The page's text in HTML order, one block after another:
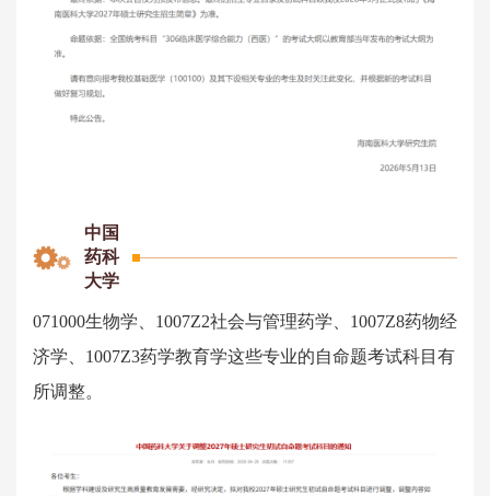
中国
药科
大学
071000生物学、1007Z2社会与管理药学、1007Z8药物经
济学、1007Z3药学教育学这些专业的自命题考试科目有
所调整。